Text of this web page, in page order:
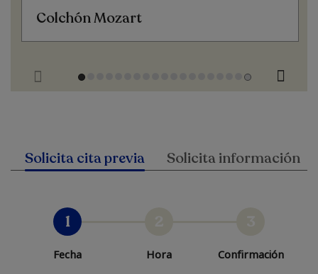
Colchón Mozart
Solicita cita previa Solicita información
1
Fecha Hora Confirmación